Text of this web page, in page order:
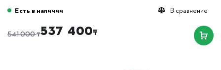
В сравнение
Есть в наличии
541 000₸537 400₸